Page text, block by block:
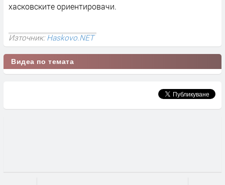
хасковските ориентировачи.
Източник:Haskovo.NET
Видеа по темата